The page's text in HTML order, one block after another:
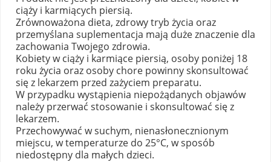
ciąży i karmiących piersią.
Zrównoważona dieta, zdrowy tryb życia oraz
przemyślana suplementacja mają duże znaczenie dla
zachowania Twojego zdrowia.
Kobiety w ciąży i karmiące piersią, osoby poniżej 18
roku życia oraz osoby chore powinny skonsultować
się z lekarzem przed zażyciem preparatu.
W przypadku wystąpienia niepożądanych objawów
należy przerwać stosowanie i skonsultować się z
lekarzem.
Przechowywać w suchym, nienasłonecznionym
miejscu, w temperaturze do 25°C, w sposób
niedostępny dla małych dzieci.